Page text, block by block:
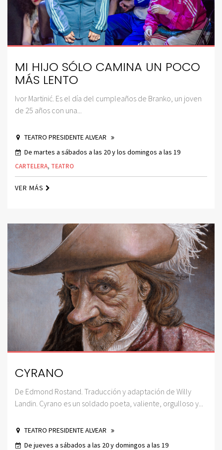
MI HIJO SÓLO CAMINA UN POCO
MÁS LENTO
Ivor Martinić. Es el día del cumpleaños de Branko, un joven
de 25 años con una...
TEATRO PRESIDENTE ALVEAR
De martes a sábados a las 20 y los domingos a las 19
CARTELERA, TEATRO
VER MÁS
CYRANO
De Edmond Rostand. Traducción y adaptación de Willy
Landin. Cyrano es un soldado poeta, valiente, orgulloso y...
TEATRO PRESIDENTE ALVEAR
De jueves a sábados a las 20 y domingos a las 19